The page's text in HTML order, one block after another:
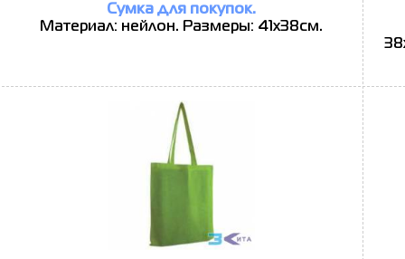
Сумка для покупок.
Материал: нейлон. Размеры: 41х38см.